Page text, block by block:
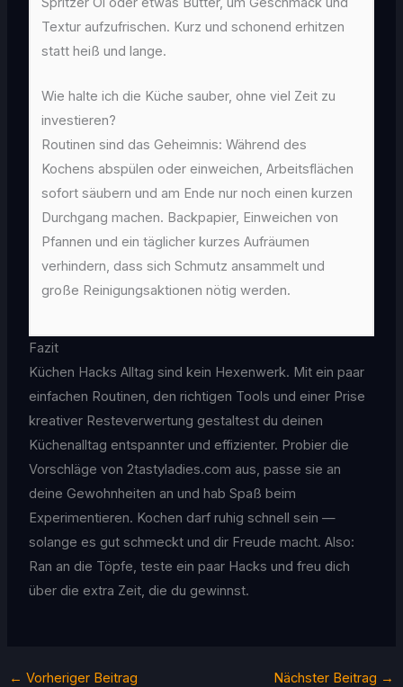
Textur aufzufrischen. Kurz und schonend erhitzen
statt heiß und lange.
Wie halte ich die Küche sauber, ohne viel Zeit zu
investieren?
Routinen sind das Geheimnis: Während des
Kochens abspülen oder einweichen, Arbeitsflächen
sofort säubern und am Ende nur noch einen kurzen
Durchgang machen. Backpapier, Einweichen von
Pfannen und ein täglicher kurzes Aufräumen
verhindern, dass sich Schmutz ansammelt und
große Reinigungsaktionen nötig werden.
Fazit
Küchen Hacks Alltag sind kein Hexenwerk. Mit ein paar
einfachen Routinen, den richtigen Tools und einer Prise
kreativer Resteverwertung gestaltest du deinen
Küchenalltag entspannter und effizienter. Probier die
Vorschläge von 2tastyladies.com aus, passe sie an
deine Gewohnheiten an und hab Spaß beim
Experimentieren. Kochen darf ruhig schnell sein —
solange es gut schmeckt und dir Freude macht. Also:
Ran an die Töpfe, teste ein paar Hacks und freu dich
über die extra Zeit, die du gewinnst.
← Vorheriger Beitrag Nächster Beitrag →